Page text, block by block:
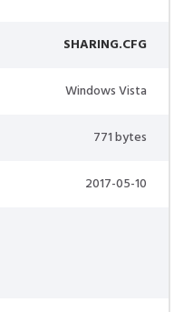
SHARING.CFG
Windows Vista
771 bytes
2017-05-10